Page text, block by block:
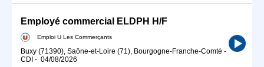
Employé commercial ELDPH H/F
Emploi U Les Commerçants
Buxy (71390), Saône-et-Loire (71), Bourgogne-Franche-Comté -
CDI - 04/08/2026